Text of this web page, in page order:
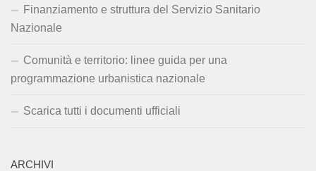
Finanziamento e struttura del Servizio Sanitario
Nazionale
Comunità e territorio: linee guida per una
programmazione urbanistica nazionale
Scarica tutti i documenti ufficiali
ARCHIVI